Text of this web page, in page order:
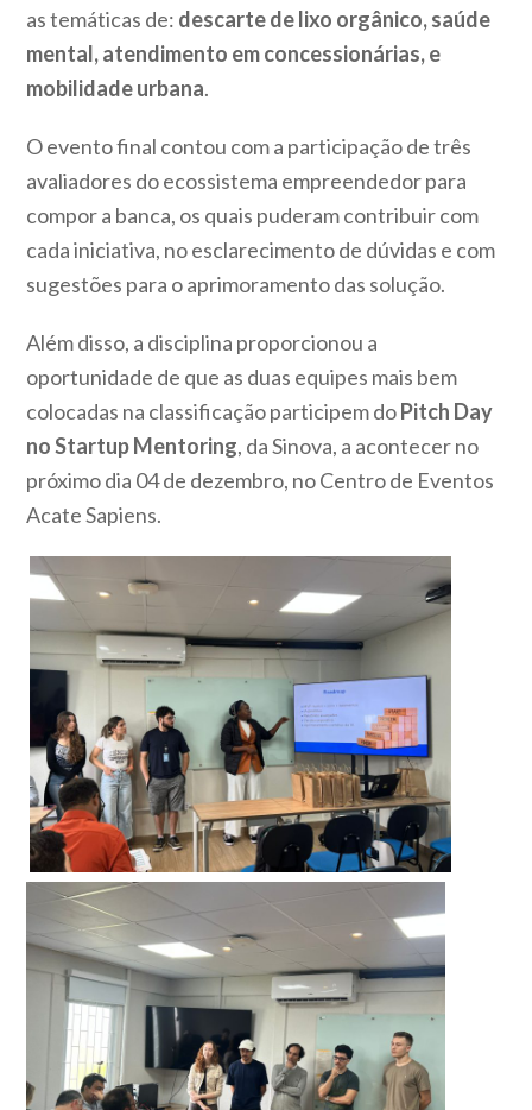
as temáticas de: descarte de lixo orgânico, saúde
mental, atendimento em concessionárias, e
mobilidade urbana.
O evento final contou com a participação de três
avaliadores do ecossistema empreendedor para
compor a banca, os quais puderam contribuir com
cada iniciativa, no esclarecimento de dúvidas e com
sugestões para o aprimoramento das solução.
Além disso, a disciplina proporcionou a
oportunidade de que as duas equipes mais bem
colocadas na classificação participem doPitch Day
no Startup Mentoring, da Sinova, a acontecer no
próximo dia 04 de dezembro, no Centro de Eventos
Acate Sapiens.